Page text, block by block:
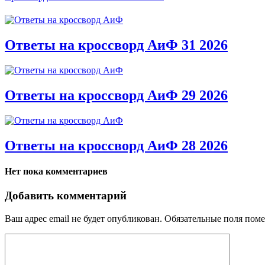
Ответы на кроссворд АиФ 31 2026
Ответы на кроссворд АиФ 29 2026
Ответы на кроссворд АиФ 28 2026
Нет пока комментариев
Добавить комментарий
Ваш адрес email не будет опубликован. Обязательные поля